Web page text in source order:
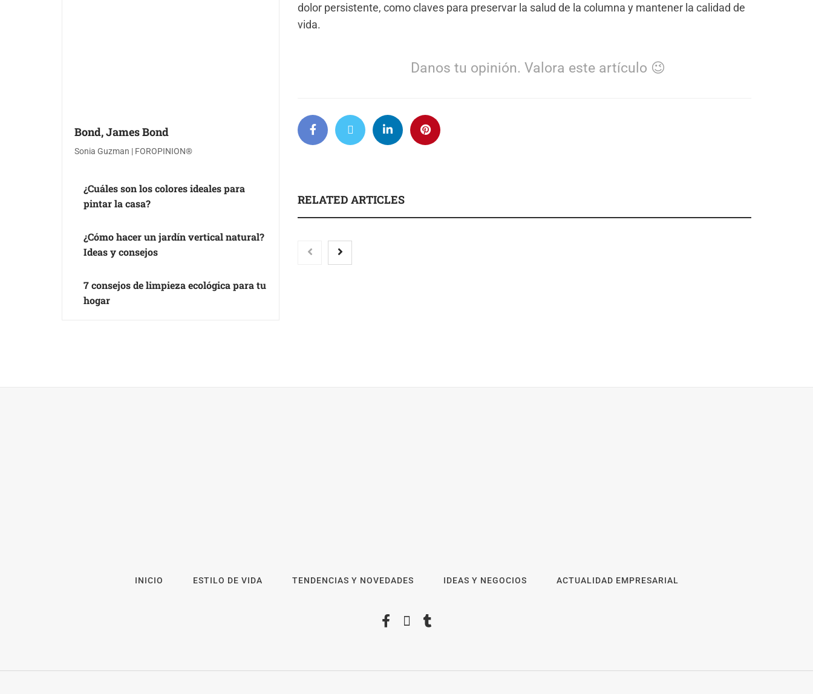
dolor persistente, como claves para preservar la salud de la columna y mantener la calidad de
vida.
Danos tu opinión. Valora este artículo 😉
RELATED ARTICLES
Bond, James Bond
Sonia Guzman | FOROPINION®
¿Cuáles son los colores ideales para
pintar la casa?
¿Cómo hacer un jardín vertical natural?
Ideas y consejos
7 consejos de limpieza ecológica para tu
hogar
INICIO ESTILO DE VIDA TENDENCIAS Y NOVEDADES IDEAS Y NEGOCIOS ACTUALIDAD EMPRESARIAL